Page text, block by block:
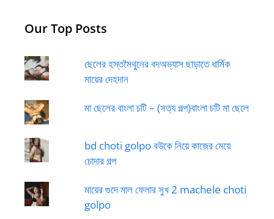
Our Top Posts
ছেলের হস্তমৈথুনের বদঅভ্যাস ছাড়াতে ধার্মিক
মায়ের দেহদান
মা ছেলের বাংলা চটি – (সত্য গল্প)বাংলা চটি মা ছেলে
bd choti golpo বউকে নিয়ে কাজের মেয়ে
চোদার গল্প
মায়ের গুদে মাল ফেলার সুখ 2 machele choti
golpo